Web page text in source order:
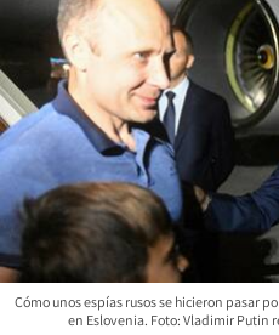
Cómo unos espías rusos se hicieron pasar
en Eslovenia. Foto: Vladimir Putin